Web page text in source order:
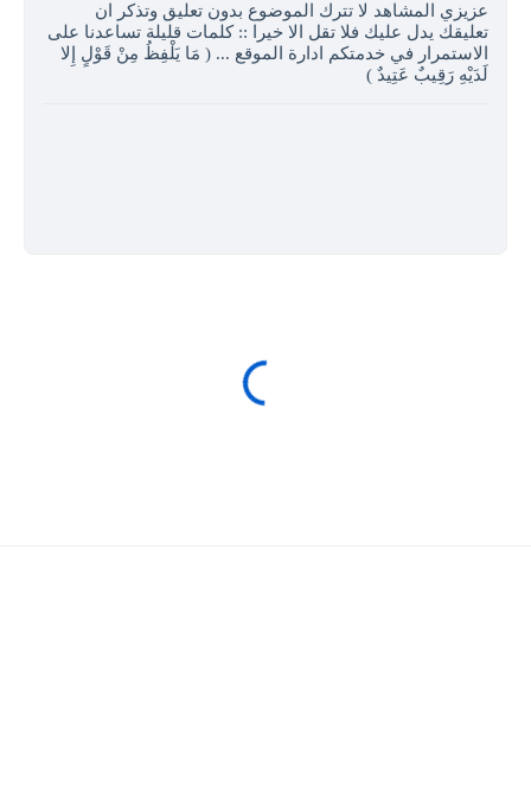
عزيزي المشاهد لا تترك الموضوع بدون تعليق وتذكر ان
تعليقك يدل عليك فلا تقل الا خيرا :: كلمات قليلة تساعدنا على
الاستمرار في خدمتكم ادارة الموقع ... ( مَا يَلْفِظُ مِنْ قَوْلٍ إِلا
لَدَيْهِ رَقِيبٌ عَتِيدٌ )